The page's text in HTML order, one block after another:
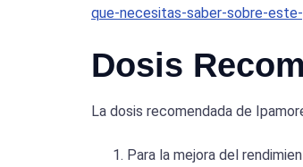
que-necesitas-saber-sobre-
Dosis
La dosis recomendada de
Para la mejora del